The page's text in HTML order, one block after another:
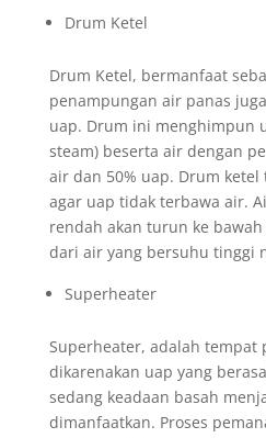
Drum Ketel
Drum Ketel, bermanfaat
penampungan air panas
uap. Drum ini menghimpun
steam) beserta air dengan
air dan 50% uap. Drum ketel
agar uap tidak terbawa air.
rendah akan turun ke
dari air yang bersuhu tinggi
Superheater
Superheater, adalah tempat
dikarenakan uap yang
sedang keadaan basah
dimanfaatkan. Proses